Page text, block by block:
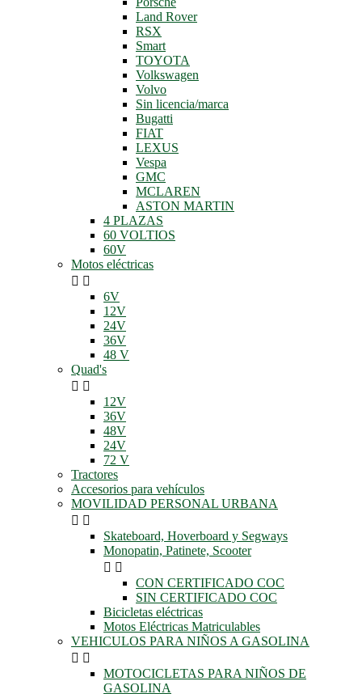
Land Rover
RSX
Smart
TOYOTA
Volkswagen
Volvo
Sin licencia/marca
Bugatti
FIAT
LEXUS
Vespa
GMC
MCLAREN
ASTON MARTIN
4 PLAZAS
60 VOLTIOS
60V
Motos eléctricas
 
6V
12V
24V
36V
48 V
Quad's
 
12V
36V
48V
24V
72 V
Tractores
Accesorios para vehículos
MOVILIDAD PERSONAL URBANA
 
Skateboard, Hoverboard y Segways
Monopatin, Patinete, Scooter
 
CON CERTIFICADO COC
SIN CERTIFICADO COC
Bicicletas eléctricas
Motos Eléctricas Matriculables
VEHICULOS PARA NIÑOS A GASOLINA
 
MOTOCICLETAS PARA NIÑOS DE
GASOLINA